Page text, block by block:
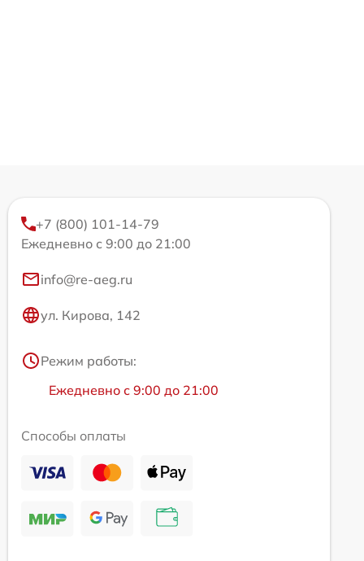
+7 (800) 101-14-79
Ежедневно с 9:00 до 21:00
info@re-aeg.ru
ул. Кирова, 142
Режим работы:
Ежедневно с 9:00 до 21:00
Способы оплаты